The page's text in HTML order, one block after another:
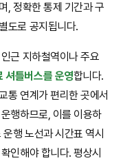
, 정확한 통제 기간과 구
도로 공지됩니다.
근 지하철역이나 주요
셔틀버스를 운영합니다.
통 연계가 편리한 곳에서
행하므로, 이를 이용하
행 노선과 시간표 역시
인해야 합니다. 평상시